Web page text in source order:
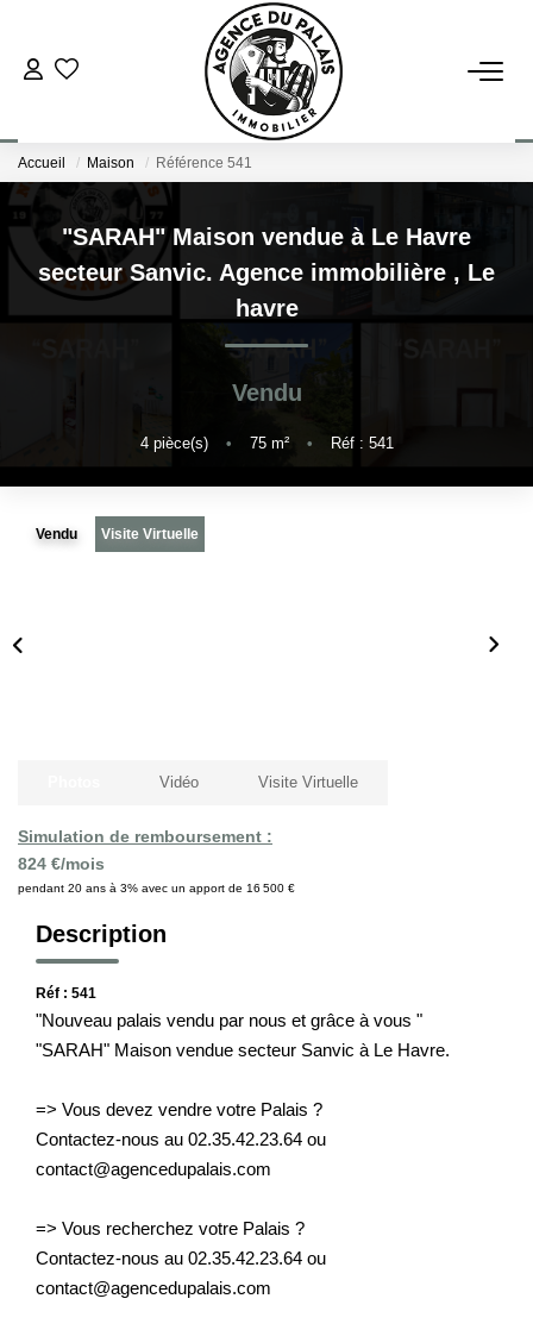
NOS BIENS
ESTIMATION
BLOG : NOS ACTUS IMMO !
CONTACT
Accueil Maison Référence 541
"SARAH" Maison vendue à Le Havre
secteur Sanvic. Agence immobilière , Le
havre
Vendu
4pièce(s) • 75m² • Réf : 541
Vendu Visite Virtuelle
Simulation de remboursement :
824 €/mois
pendant 20 ans à 3% avec un apport de 16 500 €
Vidéo Visite Virtuelle
Description
Réf : 541
"Nouveau palais vendu par nous et grâce à vous "
"SARAH" Maison vendue secteur Sanvic à Le Havre.
=> Vous devez vendre votre Palais ?
Contactez-nous au 02.35.42.23.64 ou
contact@agencedupalais.com
=> Vous recherchez votre Palais ?
Contactez-nous au 02.35.42.23.64 ou
contact@agencedupalais.com